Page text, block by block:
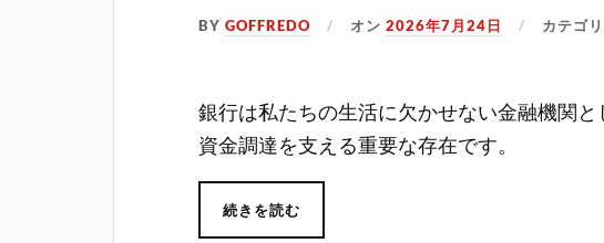
BYGOFFREDO オン2026年7月24日 カテゴ
銀行は私たちの生活に欠かせない金融機関
資金調達を支える重要な存在です。
続きを読む